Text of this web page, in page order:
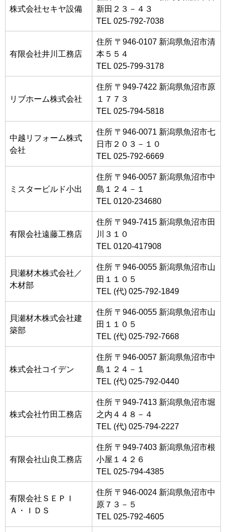
株式会社セキヤ設備
新田２３－４３
TEL 025-792-7038
有限会社井川工務店
住所 〒946-0107 新潟県魚沼市清
本５５４
TEL 025-799-3178
リブホーム株式会社
住所 〒949-7422 新潟県魚沼市原
１７７３
TEL 025-794-5818
中越リフォーム株式
会社
住所 〒946-0071 新潟県魚沼市七
日市２０３－１０
TEL 025-792-6669
ミスタービルド小出
住所 〒946-0057 新潟県魚沼市中
島１２４－１
TEL 0120-234680
有限会社遠藤工務店
住所 〒949-7415 新潟県魚沼市田
川３１０
TEL 0120-417908
貝瀬材木株式会社／
木材部
住所 〒946-0055 新潟県魚沼市山
田１１０５
TEL (代) 025-792-1849
貝瀬材木株式会社建
築部
住所 〒946-0055 新潟県魚沼市山
田１１０５
TEL (代) 025-792-7668
株式会社コイデン
住所 〒946-0057 新潟県魚沼市中
島１２４－１
TEL (代) 025-792-0440
株式会社竹田工務店
住所 〒949-7413 新潟県魚沼市堀
之内４４８－４
TEL (代) 025-794-2227
有限会社山良工務店
住所 〒949-7403 新潟県魚沼市根
小屋１４２６
TEL 025-794-4385
有限会社ＳＥＰＩ
Ａ・ＩＤＳ
住所 〒946-0024 新潟県魚沼市中
原７３－５
TEL 025-792-4605